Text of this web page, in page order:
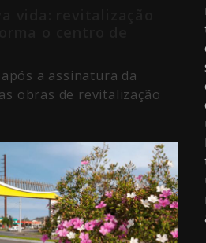
a assinatura da
obras de revitalização